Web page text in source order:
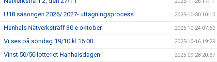
2025-11-26 17:11
U18 säsongen 2026/ 2027- uttagningsprocess 2025-10-30 10:10
Hanhals Nätverksträff 30.e oktober 2025-10-24 07:50
Vi ses på söndag 19/10 kl 16:00 2025-10-16 19:29
Vinst 50/50 lotteriet Hanhalsdagen 2025-09-28 20:37